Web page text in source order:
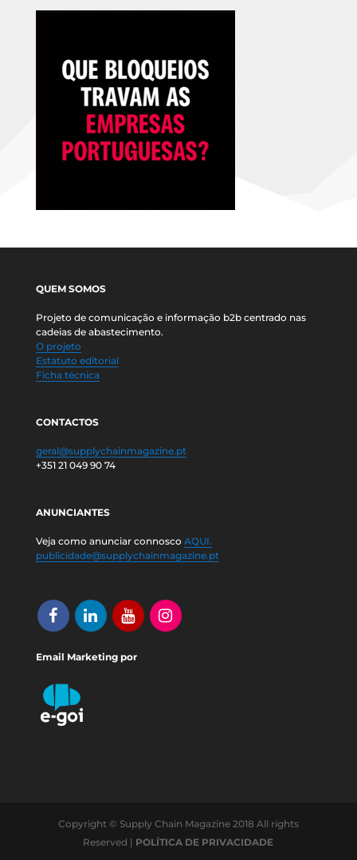
QUEM SOMOS
Projeto de comunicação e informação b2b centrado nas
cadeias de abastecimento.
O projeto
Estatuto editorial
Ficha técnica
CONTACTOS
geral@supplychainmagazine.pt
+351 21 049 90 74
ANUNCIANTES
Veja como anunciar connosco AQUI.
publicidade@supplychainmagazine.pt
Email Marketing por
Copyright © Supply Chain Magazine 2018 All rights
Reserved | POLÍTICA DE PRIVACIDADE